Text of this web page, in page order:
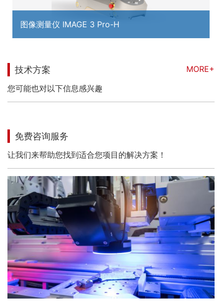
图像测量仪 IMAGE 3 Pro-H
技术方案
MORE+
您可能也对以下信息感兴趣
免费咨询服务
让我们来帮助您找到适合您项目的解决方案！